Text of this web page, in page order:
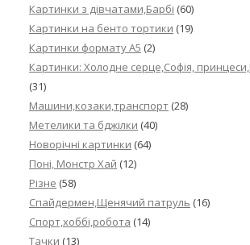
Картинки з дівчатами,Барбі (60)
Картинки на бенто тортики (19)
Картинки формату А5 (2)
Картинки: Холодне серце,Софія,
(31)
Машини,козаки,транспорт (28)
Метелики та бджілки (40)
Новорічні картинки (64)
Поні, Монстр Хай (12)
Різне (58)
Спайдермен,Щенячий патруль (16)
Спорт,хоббі,робота (14)
Тачки (13)